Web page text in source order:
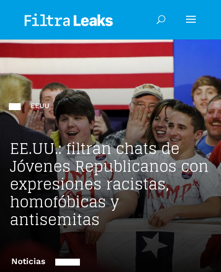
EEUU
EE.UU.: filtran chats de
Jóvenes Republicanos con
expresiones racistas,
homofóbicas y
antisemitas
Noticias